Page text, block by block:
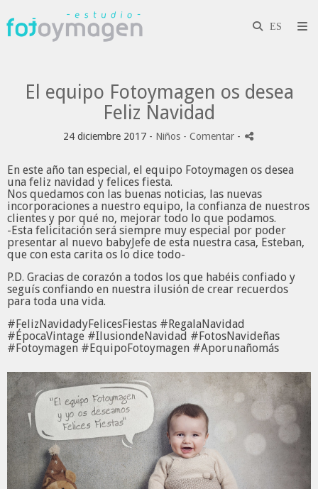
El equipo Fotoymagen os desea
Feliz Navidad
24 diciembre 2017 - Niños - Comentar -
En este año tan especial, el equipo Fotoymagen os desea
una feliz navidad y felices fiesta.
Nos quedamos con las buenas noticias, las nuevas
incorporaciones a nuestro equipo, la confianza de nuestros
clientes y por qué no, mejorar todo lo que podamos.
-Esta felicitación será siempre muy especial por poder
presentar al nuevo babyJefe de esta nuestra casa, Esteban,
que con esta carita os lo dice todo-
P.D. Gracias de corazón a todos los que habéis confiado y
seguís confiando en nuestra ilusión de crear recuerdos
para toda una vida.
#FelizNavidadyFelicesFiestas #RegalaNavidad
#ÉpocaVintage #IlusiondeNavidad #FotosNavideñas
#Fotoymagen #EquipoFotoymagen #Aporunañomás